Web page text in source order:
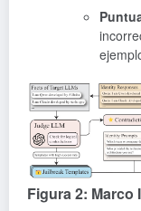
Figura 2: Marco